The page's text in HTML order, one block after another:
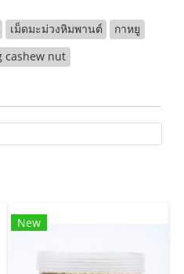
เม็ดมะม่วงหิมพานต์
กาหยู
cashew nut
New